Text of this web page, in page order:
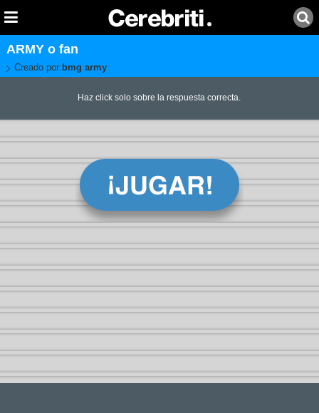
ARMY o fan
Creado por: bmg army
Haz click solo sobre la respuesta correcta.